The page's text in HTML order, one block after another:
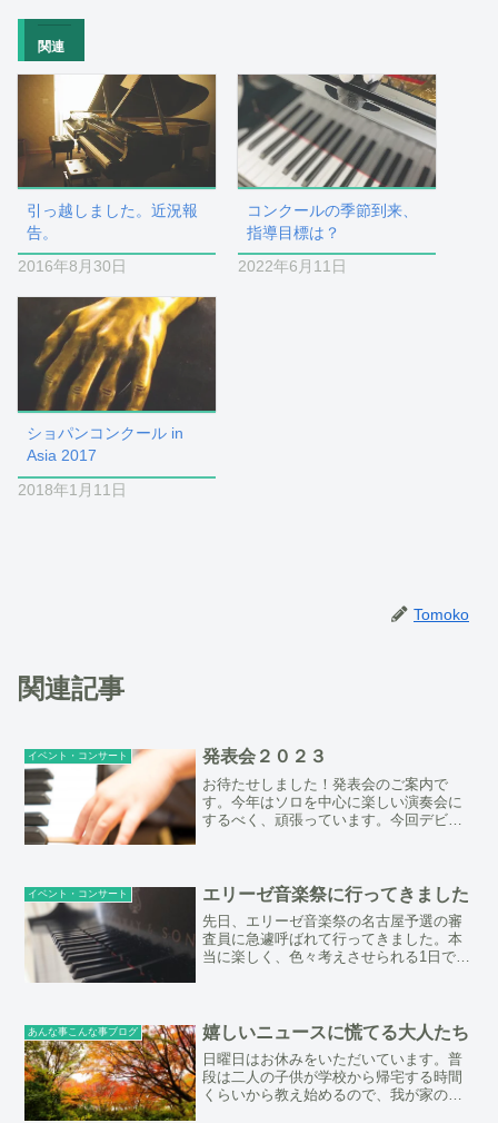
関連
引っ越しました。近況報
告。
2016年8月30日
コンクールの季節到来、
指導目標は？
2022年6月11日
ショパンコンクール in
Asia 2017
2018年1月11日
Tomoko
関連記事
イベント・コンサート 発表会２０２３
お待たせしました！発表会のご案内で
す。今年はソロを中心に楽しい演奏会に
するべく、頑張っています。今回デビュ
オコンサート日時：6月18...
イベント・コンサート エリーゼ音楽祭に行ってきました
先日、エリーゼ音楽祭の名古屋予選の審
査員に急遽呼ばれて行ってきました。本
当に楽しく、色々考えさせられる1日でし
ましたが、皆様の１番の...
あんな事こんな事ブログ 嬉しいニュースに慌てる大人たち
日曜日はお休みをいただいています。普
段は二人の子供が学校から帰宅する時間
くらいから教え始めるので、我が家の夕